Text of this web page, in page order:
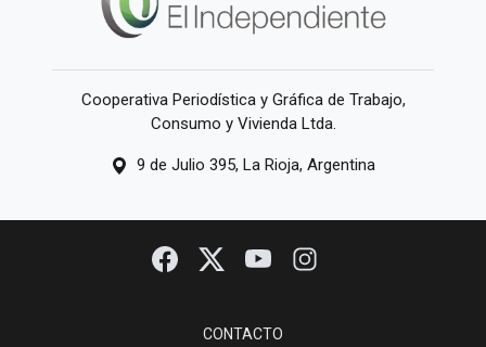
Cooperativa Periodística y Gráfica de Trabajo,
Consumo y Vivienda Ltda.
9 de Julio 395, La Rioja, Argentina
CONTACTO